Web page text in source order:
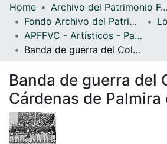
Home
Archivo del Patrimonio Fotográfico y Fílmico del Valle del Cauca
Fondo Archivo del Patrimonio Fotográfico y Fílmico del Valle del Cauca
APFFVC - Artísticos - Patrimonial
Banda de guerra del Colegio Cárdenas de Palmira en 1960
Banda de guerra del
Cárdenas de Palmira